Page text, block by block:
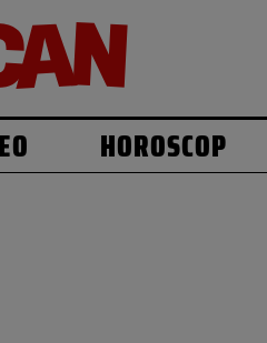
HOROSCOP